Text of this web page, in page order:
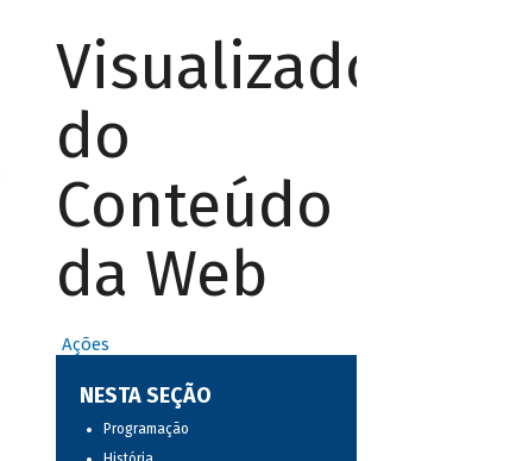
Visualizador
do
Conteúdo
da Web
Ações
NESTA SEÇÃO
Programação